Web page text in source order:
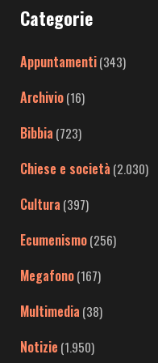
Categorie
Appuntamenti(343)
Archivio(16)
Bibbia (723)
Chiese e società (2.030)
Cultura (397)
Ecumenismo(256)
Megafono(167)
Multimedia (38)
Notizie (1.950)